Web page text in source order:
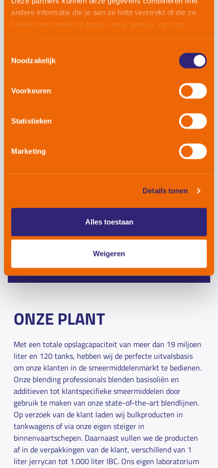
andere informatie die je aan ze hebt verstrekt of die ze
hebben verzameld op basis van je gebruik van hun
Noodzakelijk
Voorkeuren
Statistieken
Marketing
Details tonen
Alles toestaan
Weigeren
klanten te voldoen of deze zelfs te overtreffen. We
streven naar lange termijn relaties gebaseerd op
wederzijdse inzet.
We staan bekend om onze pro-actieve houding,
besluitvaardigheid, daadkracht en toewijding in de
Integriteit
We zijn een professionele businesspartner in alle
facetten: we hechten niet alleen waarde aan de hoogste
productkwaliteit, ook met uw bedrijfs- en vertrouwelijke
ONZE PLANT
Met een totale opslagcapaciteit van meer dan 19 miljoen
liter en 120 tanks, hebben wij de perfecte uitvalsbasis
om onze klanten in de smeermiddelenmarkt te bedienen.
Onze blending professionals blenden basisoliën en
additieven tot klantspecifieke smeermiddelen door
gebruik te maken van onze state-of-the-art blendlijnen.
Op verzoek van de klant laden wij bulkproducten in
tankwagens of via onze eigen steiger in
binnenvaartschepen. Daarnaast vullen we de producten
af in de verpakkingen van de klant, verschillend van 1
liter jerrycan tot 1.000 liter IBC. Ons eigen laboratorium